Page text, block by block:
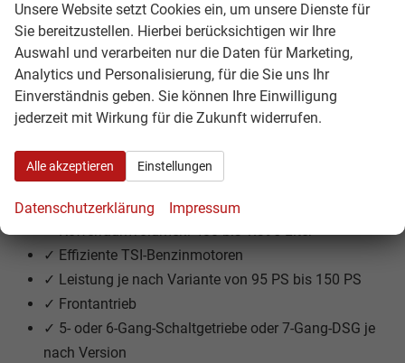
Ladevolumen zur Verfügung – ideal für Alltag, Einkauf,
Freizeit und Wochenendausflüge.
Technische Highlights des Škoda Kamiq
✓ Fahrzeuglänge: 4.241 mm
✓ Fahrzeughöhe: ca. 1.531 mm
✓ Radstand: 2.651 mm
✓ 5 Sitzplätze
✓ Kofferraumvolumen: 400 bis 1.395 Liter
✓ Effiziente TSI-Benzinmotoren
✓ Leistung je nach Variante von 95 PS bis 150 PS
✓ Frontantrieb
✓ 5- oder 6-Gang-Schaltgetriebe oder 7-Gang-DSG je
nach Version
Unsere Website setzt Cookies ein, um unsere Dienste für
Sie bereitzustellen. Hierbei berücksichtigen wir Ihre
Auswahl und verarbeiten nur die Daten für Marketing,
Analytics und Personalisierung, für die Sie uns Ihr
Einverständnis geben. Sie können Ihre Einwilligung
jederzeit mit Wirkung für die Zukunft widerrufen.
Alle akzeptieren Einstellungen
Datenschutzerklärung Impressum